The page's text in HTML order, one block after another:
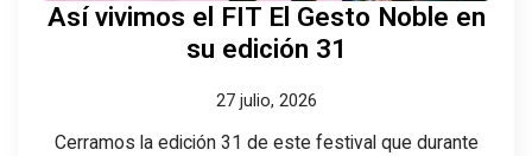
Así vivimos el FIT El Gesto Noble en
su edición 31
27 julio, 2026
Cerramos la edición 31 de este festival que durante